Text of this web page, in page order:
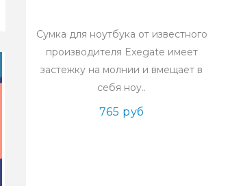
Сумка для ноутбука от известного
производителя Exegate имеет
застежку на молнии и вмещает в
себя ноу..
765 руб